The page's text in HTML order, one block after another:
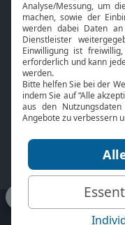
Bibel TV
Über uns
Jobs
Mediadaten